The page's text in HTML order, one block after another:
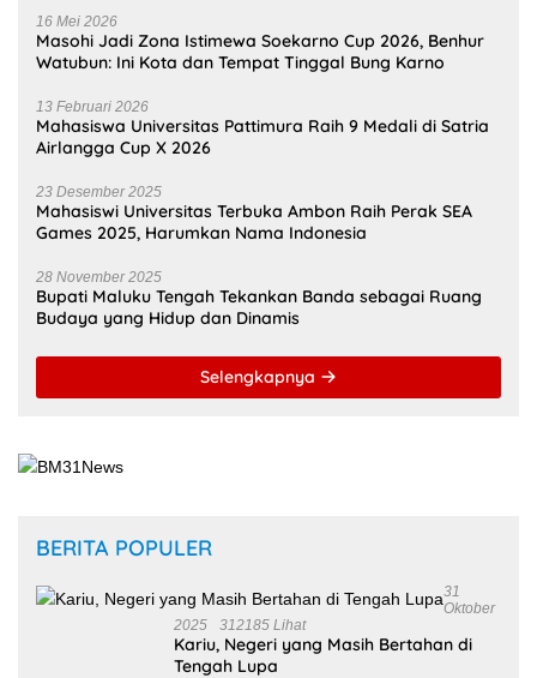
16 Mei 2026
Masohi Jadi Zona Istimewa Soekarno Cup 2026, Benhur
Watubun: Ini Kota dan Tempat Tinggal Bung Karno
13 Februari 2026
Mahasiswa Universitas Pattimura Raih 9 Medali di Satria
Airlangga Cup X 2026
23 Desember 2025
Mahasiswi Universitas Terbuka Ambon Raih Perak SEA
Games 2025, Harumkan Nama Indonesia
28 November 2025
Bupati Maluku Tengah Tekankan Banda sebagai Ruang
Budaya yang Hidup dan Dinamis
Selengkapnya
BERITA POPULER
31
Oktober
2025
312185 Lihat
Kariu, Negeri yang Masih Bertahan di
Tengah Lupa